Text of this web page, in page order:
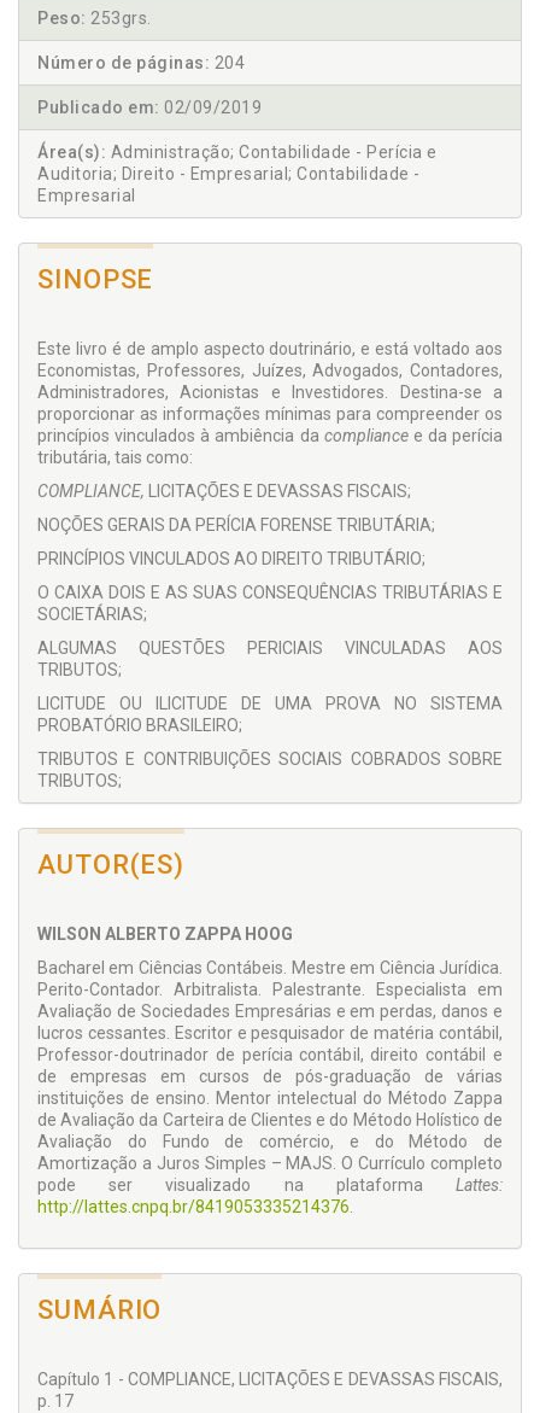
Peso: 253grs.
Número de páginas: 204
Publicado em: 02/09/2019
Área(s): Administração; Contabilidade - Perícia e
Auditoria; Direito - Empresarial; Contabilidade -
Empresarial
SINOPSE
Este livro é de amplo aspecto doutrinário, e está voltado aos
Economistas, Professores, Juízes, Advogados, Contadores,
Administradores, Acionistas e Investidores. Destina-se a
proporcionar as informações mínimas para compreender os
princípios vinculados à ambiência da compliance e da perícia
tributária, tais como:
COMPLIANCE, LICITAÇÕES E DEVASSAS FISCAIS;
NOÇÕES GERAIS DA PERÍCIA FORENSE TRIBUTÁRIA;
PRINCÍPIOS VINCULADOS AO DIREITO TRIBUTÁRIO;
O CAIXA DOIS E AS SUAS CONSEQUÊNCIAS TRIBUTÁRIAS E
SOCIETÁRIAS;
ALGUMAS QUESTÕES PERICIAIS VINCULADAS AOS
TRIBUTOS;
LICITUDE OU ILICITUDE DE UMA PROVA NO SISTEMA
PROBATÓRIO BRASILEIRO;
TRIBUTOS E CONTRIBUIÇÕES SOCIAIS COBRADOS SOBRE
TRIBUTOS;
TRIBUTOS E CONTRIBUIÇÕES SOCIAIS;
OBRIGAÇÕES E DIREITOS DOS PERITOS; E
AUTOR(ES)
WILSON ALBERTO ZAPPA HOOG
Bacharel em Ciências Contábeis. Mestre em Ciência Jurídica.
Perito-Contador. Arbitralista. Palestrante. Especialista em
Avaliação de Sociedades Empresárias e em perdas, danos e
lucros cessantes. Escritor e pesquisador de matéria contábil,
Professor-doutrinador de perícia contábil, direito contábil e
de empresas em cursos de pós-graduação de várias
instituições de ensino. Mentor intelectual do Método Zappa
de Avaliação da Carteira de Clientes e do Método Holístico de
Avaliação do Fundo de comércio, e do Método de
Amortização a Juros Simples – MAJS. O Currículo completo
pode ser visualizado na plataforma Lattes:
http://lattes.cnpq.br/8419053335214376.
SUMÁRIO
Capítulo 1 - COMPLIANCE, LICITAÇÕES E DEVASSAS FISCAIS,
p. 17